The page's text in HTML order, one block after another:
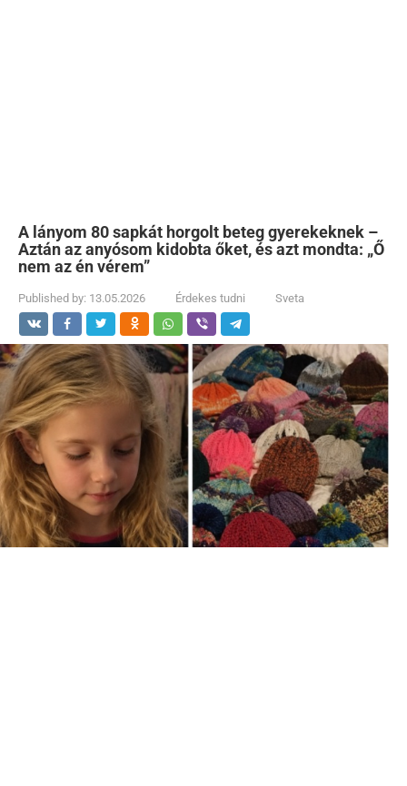
A lányom 80 sapkát horgolt beteg gyerekeknek –
Aztán az anyósom kidobta őket, és azt mondta: „Ő
nem az én vérem”
Published by: 13.05.2026 Érdekes tudni Sveta